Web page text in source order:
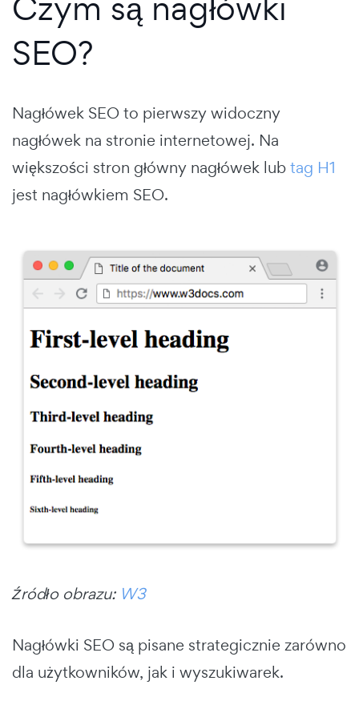
SEO?
Nagłówek SEO to pierwszy widoczny
nagłówek na stronie internetowej. Na
większości stron główny nagłówek lubtag H1
jest nagłówkiem SEO.
Źródło obrazu: W3
Nagłówki SEO są pisane strategicznie zarówno
dla użytkowników, jak i wyszukiwarek.